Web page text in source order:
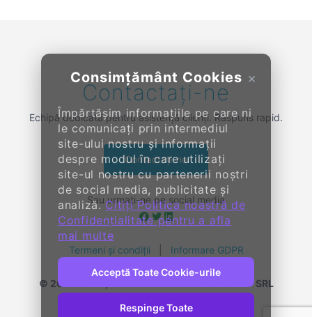
×
Consimțământ Cookies
Împărtășim informațiile pe care ni
le comunicați prin intermediul
site-ului nostru și informații
despre modul în care utilizați
site-ul nostru cu partenerii noștri
de social media, publicitate și
analiză.Citiți Politica noastră de
Confidențialitate pentru a afla
mai multe
Acceptă Toate Cookie-urile
Respinge Toate
Contactați-ne
Echipă dedicată pentru asistență clienți. Răspuns rapid.
Contactați-ne
Sau urmați-ne pe social media
Termeni și condiții Informare GDPR
© 2014-
2026, KENDALL ENTERPRISE GROUP SRL